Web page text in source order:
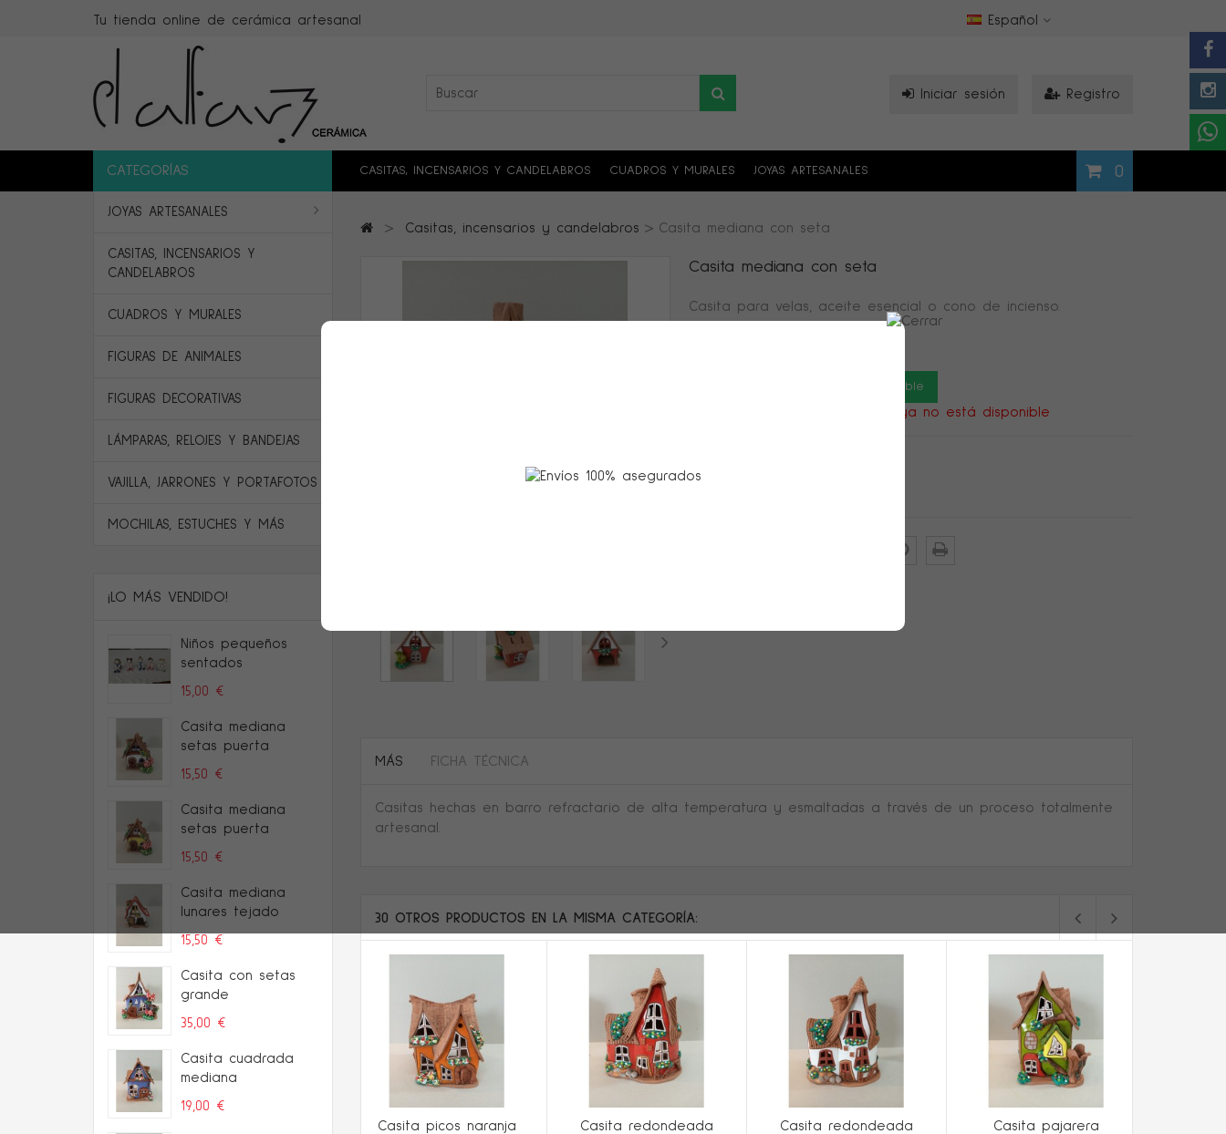
Tu tienda online de cerámica artesanal Español
Iniciar sesión Registro
CATEGORÍAS 0
CASITAS, INCENSARIOS Y CANDELABROS CUADROS Y MURALES JOYAS ARTESANALES
JOYAS ARTESANALES
CASITAS, INCENSARIOS Y
CANDELABROS
CUADROS Y MURALES
FIGURAS DE ANIMALES
FIGURAS DECORATIVAS
LÁMPARAS, RELOJES Y BANDEJAS
VAJILLA, JARRONES Y PORTAFOTOS
MOCHILAS, ESTUCHES Y MÁS
¡LO MÁS VENDIDO!
Niños pequeños
sentados
15,00 €
Casita mediana
setas puerta
15,50 €
Casita mediana
setas puerta
15,50 €
Casita mediana
lunares tejado
15,50 €
Casita con setas
grande
35,00 €
Casita cuadrada
mediana
19,00 €
> Casitas, incensarios y candelabros > Casita mediana con seta
Casita mediana con seta
Casita para velas, aceite esencial o cono de incienso.
Notificarme cuando esté disponible
Este producto ya no está disponible
MÁS FICHA TÉCNICA
Casitas hechas en barro refractario de alta temperatura y esmaltadas a través de un proceso totalmente
artesanal.
30 OTROS PRODUCTOS EN LA MISMA CATEGORÍA:
Casita picos naranja
Casita redondeada
Casita redondeada
Casita pajarera